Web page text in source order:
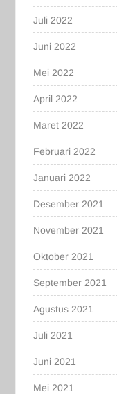
Juli 2022
Juni 2022
Mei 2022
April 2022
Maret 2022
Februari 2022
Januari 2022
Desember 2021
November 2021
Oktober 2021
September 2021
Agustus 2021
Juli 2021
Juni 2021
Mei 2021